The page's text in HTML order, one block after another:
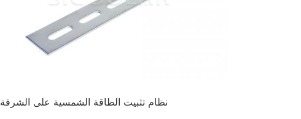
نظام تثبيت الطاقة الشمسية على الشرفة